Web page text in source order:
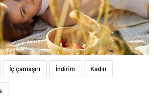
İç çamaşırı İndirim Kadın